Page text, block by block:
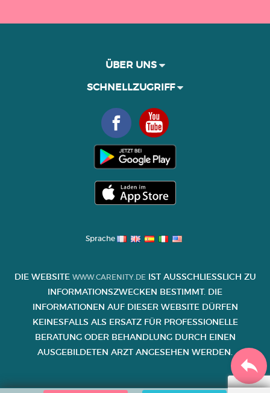
ÜBER UNS
SCHNELLZUGRIFF
Sprache
DIE WEBSITE WWW.CARENITY.DEIST AUSSCHLIESSLICH ZU I
NFORMATIONSZWECKEN BESTIMMT. DIE I
NFORMATIONEN AUF DIESER WEBSITE DÜRFEN K
EINESFALLS ALS ERSATZ FÜR PROFESSIONELLE B
ERATUNG ODER BEHANDLUNG DURCH EINEN A
USGEBILDETEN ARZT ANGESEHEN WERDEN.